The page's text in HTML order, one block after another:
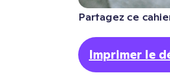
Partagez ce
Imprimer le